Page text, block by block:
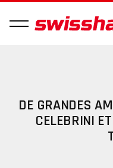
DE GRANDES
CELEBRINI